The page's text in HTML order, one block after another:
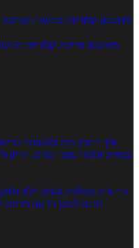
מחשבון קלוריות מחשבון שריפת
מחשבון צריכת קלוריות
איך להכין בית ומשפחה
ספורט וכושר גופני נשים, הריון
בריאות בצלחת טעים ללא
תזונה לבטן רגועה מרזים